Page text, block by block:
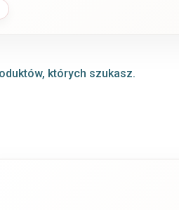
sportowych, jeansów i
Kup teraz i ciesz się
których szukasz.